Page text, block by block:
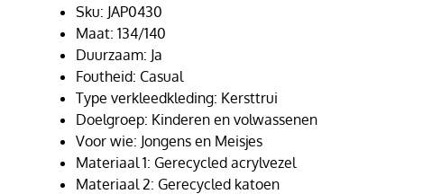
Sku: JAP0430
Maat: 134/140
Duurzaam: Ja
Foutheid: Casual
Type verkleedkleding: Kersttrui
Doelgroep: Kinderen en volwassenen
Voor wie: Jongens en Meisjes
Materiaal 1: Gerecycled acrylvezel
Materiaal 2: Gerecycled katoen